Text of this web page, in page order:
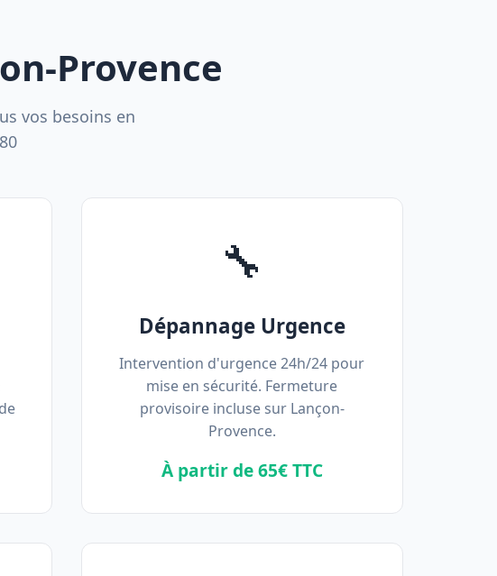
Provence
vos besoins en
🔧
Dépannage Urgence
Intervention d'urgence 24h/24 pour
mise en sécurité. Fermeture
provisoire incluse sur Lançon-
Provence.
À partir de 65€ TTC